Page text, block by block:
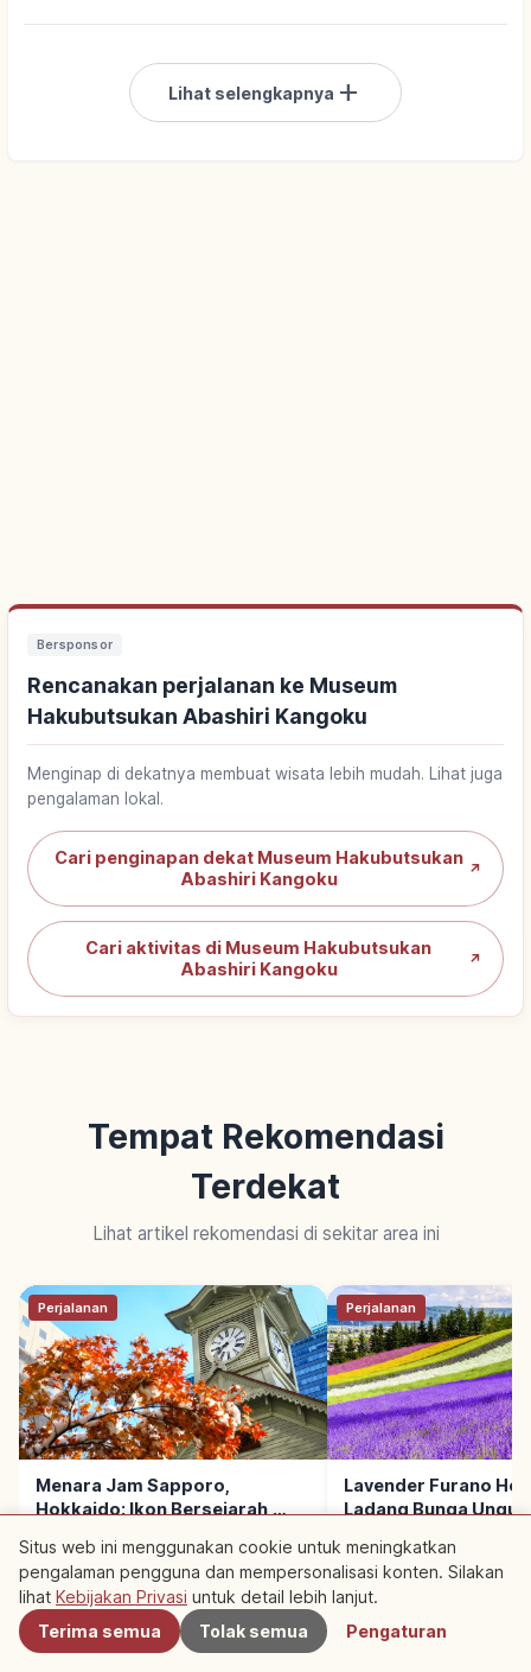
Lihat selengkapnya add
Bersponsor
Rencanakan perjalanan ke Museum
Hakubutsukan Abashiri Kangoku
Menginap di dekatnya membuat wisata lebih mudah. Lihat juga
pengalaman lokal.
Cari penginapan dekat Museum Hakubutsukan
Abashiri Kangoku
↗
Cari aktivitas di Museum Hakubutsukan
Abashiri Kangoku
↗
Tempat Rekomendasi
Terdekat
Lihat artikel rekomendasi di sekitar area ini
Perjalanan
Menara Jam Sapporo,
Hokkaido: Ikon Bersejarah,
Perjalanan
Lavender Furano
Ladang Bunga Ungu,
BACA SELANJUTNYA →
Terdekat
Situs web ini menggunakan cookie untuk meningkatkan
pengalaman pengguna dan mempersonalisasi konten. Silakan
lihat Kebijakan Privasi untuk detail lebih lanjut.
Terima semua
Tolak semua Pengaturan